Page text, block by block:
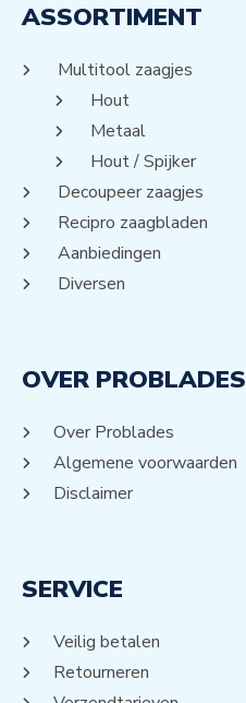
ASSORTIMENT
Multitool zaagjes
Hout
Metaal
Hout / Spijker
Decoupeer zaagjes
Recipro zaagbladen
Aanbiedingen
Diversen
OVER PROBLADES
Over Problades
Algemene voorwaarden
Disclaimer
SERVICE
Veilig betalen
Retourneren